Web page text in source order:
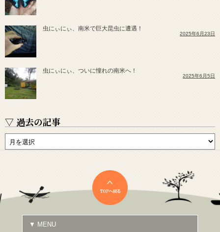
虫にぃにぃ、南米で巨大昆虫に遭遇！
2025年6月23日
虫にぃにぃ、ついに憧れの南米へ！
2025年6月5日
▽ 過去の記事